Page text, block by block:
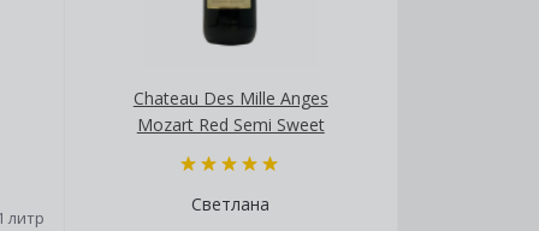
литр
Chateau Des Mille Anges
Mozart Red Semi Sweet
Светлана